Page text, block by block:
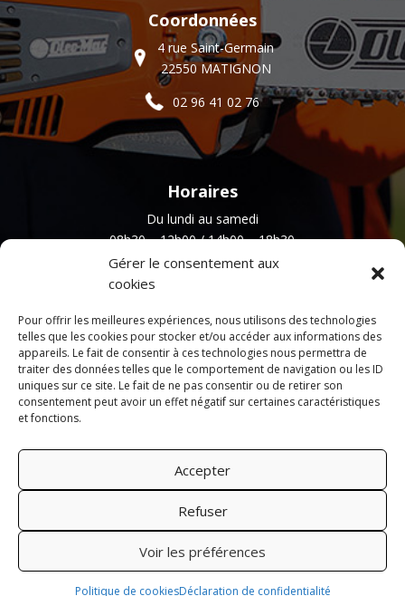
Gérer le consentement aux
cookies
Pour offrir les meilleures expériences, nous utilisons des technologies
telles que les cookies pour stocker et/ou accéder aux informations des
appareils. Le fait de consentir à ces technologies nous permettra de
traiter des données telles que le comportement de navigation ou les ID
uniques sur ce site. Le fait de ne pas consentir ou de retirer son
consentement peut avoir un effet négatif sur certaines caractéristiques
et fonctions.
Accepter
Refuser
Voir les préférences
Politique de cookiesDéclaration de confidentialité
Coordonnées
4 rue Saint-Germain
22550 MATIGNON
02 96 41 02 76
Horaires
Du lundi au samedi
08h30 – 12h00 / 14h00 – 18h30
e-Ness,création de site internet
Web